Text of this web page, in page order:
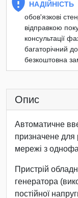
НАДІЙНІСТЬ
обов'язкові
відправкою
консультації
багаторічний
безкоштовна
Опис
Автоматичне
призначене для
мережі з
Пристрій
генератора
постійної